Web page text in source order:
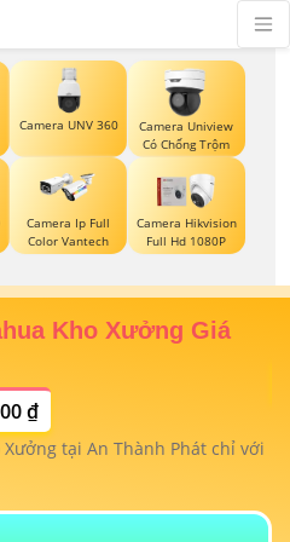
Camera UNV 360
Camera Uniview
Có Chống Trộm
Camera Ip Full
Color Vantech
Camera Hikvision
Full Hd 1080P
Kho Xưởng Giá
₫
tại An Thành Phát chỉ với